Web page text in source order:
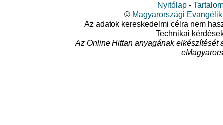
Nyitólap - Tartalom
© Magyarországi
Az adatok kereskedelmi célra nem
Technikai
Az Online Hittan anyagának elkészítését